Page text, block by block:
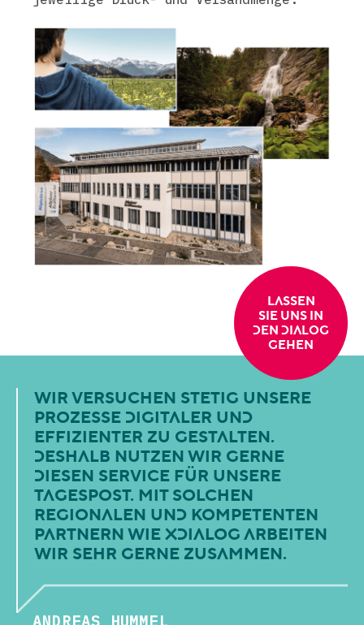
LASSEN
SIE UNS IN
DEN DIALOG
GEHEN
WIR VERSUCHEN STETIG UNSERE
PROZESSE DIGITALER UND
EFFIZIENTER ZU GESTALTEN.
DESHALB NUTZEN WIR GERNE
DIESEN SERVICE FÜR UNSERE
TAGESPOST. MIT SOLCHEN
REGIONALEN UND KOMPETENTEN
PARTNERN WIE XDIALOG ARBEITEN
WIR SEHR GERNE ZUSAMMEN.